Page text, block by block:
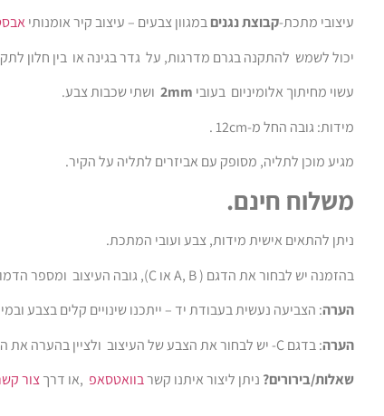
עיצובי מתכת-קבוצת נגניםבמגוון צבעים – עיצוב קיר אומנותי
יכול לשמש להתקנה בגרם מדרגות, על גדר בגינה או בין חלון
עשוי מחיתוך אלומיניום בעובי 2mm ושתי שכבות צבע.
מידות: גובה החל מ-12cm .
מגיע מוכן לתליה, מסופק עם אביזרים לתליה על הקיר.
משלוח חינם.
ניתן להתאים אישית מידות, צבע ועובי המתכת.
בהזמנה יש לבחור את הדגם ( A, B או C), גובה העיצוב ומספר הדמויות המבוקש.
הערה: הצביעה נעשית בעבודת יד – ייתכנו שינויים קלים בצבע
הערה: בדגם C- יש לבחור את הצבע של העיצוב ולציין בהערה את הצבע המבוקש לחלק הצבעוני (שמלה…).
שאלות/בירורים? ניתן ליצור איתנו קשרבוואטסאפ ,או דרךצור